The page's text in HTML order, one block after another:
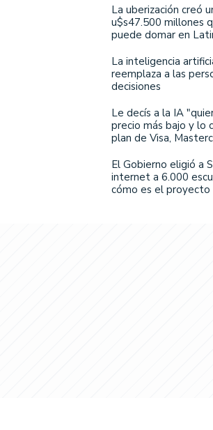
La uberización creó
u$s47.500 millones
puede domar en
La inteligencia
reemplaza a las
decisiones
Le decís a la IA
precio más bajo y lo
plan de Visa,
El Gobierno eligió a
internet a 6.000
cómo es el proyecto